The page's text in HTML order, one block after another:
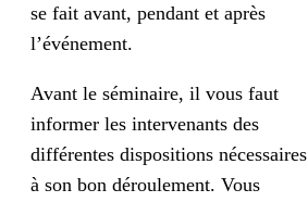
se fait avant, pendant et après
l’événement.
Avant le séminaire, il vous faut
informer les intervenants des
différentes dispositions nécessaires
à son bon déroulement. Vous